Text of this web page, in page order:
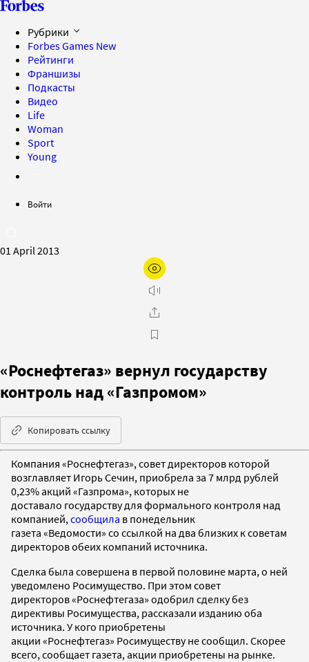
Рубрики
Forbes Games New
Рейтинги
Франшизы
Подкасты
Видео
Life
Woman
Sport
Young
Войти
01 April 2013
«Роснефтегаз» вернул государству
контроль над «Газпромом»
Копировать ссылку
Компания «Роснефтегаз», совет директоров которой
возглавляет Игорь Сечин, приобрела за 7 млрд рублей
0,23% акций «Газпрома», которых не
доставало государству для формального контроля над
компанией, сообщила в понедельник
газета «Ведомости» со ссылкой на два близких к советам
директоров обеих компаний источника.
Сделка была совершена в первой половине марта, о ней
уведомлено Росимущество. При этом совет
директоров «Роснефтегаза» одобрил сделку без
директивы Росимущества, рассказали изданию оба
источника. У кого приобретены
акции «Роснефтегаз» Росимуществу не сообщил. Скорее
всего, сообщает газета, акции приобретены на рынке.